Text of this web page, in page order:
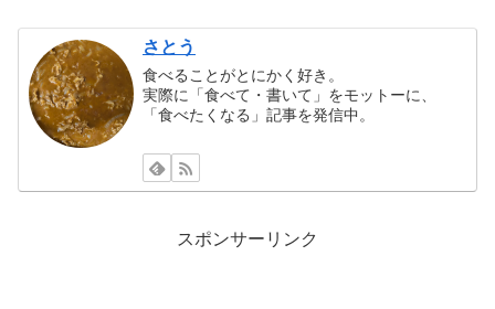
さとう
食べることがとにかく好き。
実際に「食べて・書いて」をモットーに、
「食べたくなる」記事を発信中。
スポンサーリンク